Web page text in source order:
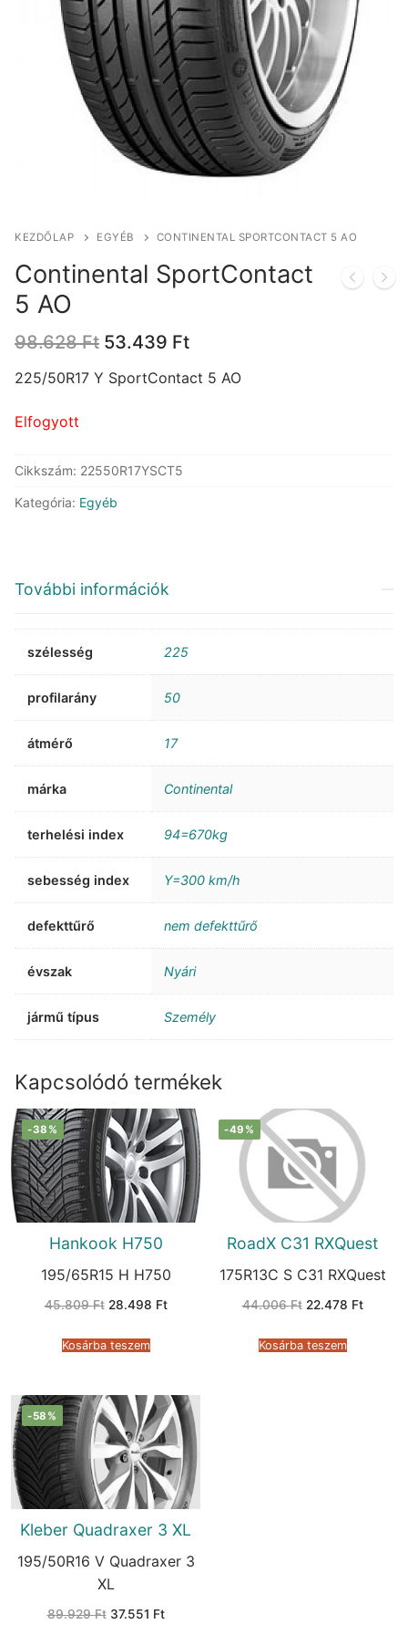
KEZDŐLAP EGYÉB CONTINENTAL SPORTCONTACT 5 AO
Continental SportContact
5 AO
98.628Ft Original
was:
53.439 FtCurrent
is:
225/50R17 Y SportContact 5 AO
Elfogyott
Cikkszám: 22550R17YSCT5
Kategória: Egyéb
További információk
szélesség 225
profilarány 50
átmérő 17
márka Continental
terhelési index 94=670kg
sebesség index Y=300 km/h
defekttűrő nem defekttűrő
évszak Nyári
jármű típus Személy
Kapcsolódó termékek
-38%
Hankook H750
195/65R15 H H750
45.809Ft Original
45.809 Ft.
28.498 FtCurrent
Kosárba teszem
-49%
RoadX C31 RXQuest
175R13C S C31 RXQuest
44.006Ft Original
44.006 Ft.
22.478 FtCurrent
Kosárba teszem
-58%
Kleber Quadraxer 3 XL
195/50R16 V Quadraxer 3
XL
89.929Ft Original
37.551 FtCurrent